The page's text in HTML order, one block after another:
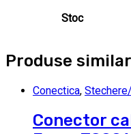
Stoc
Produse
Conectica,
Conector